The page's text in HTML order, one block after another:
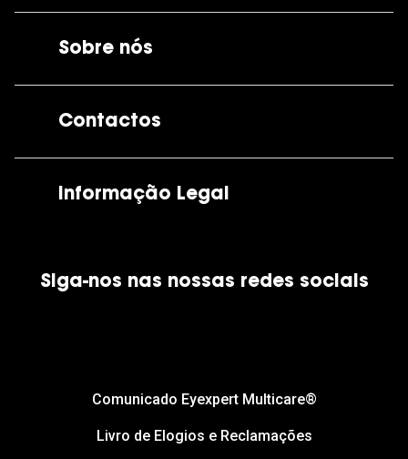
Sobre nós
Contactos
Informação Legal
Política de Cookies
Siga-nos nas nossas redes sociais
Comunicado Eyexpert Multicare®
Livro de Elogios e Reclamações